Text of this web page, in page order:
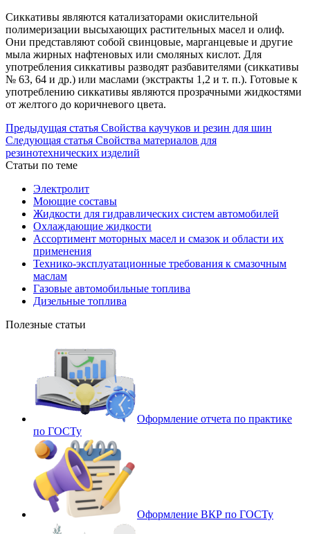
Сиккативы являются катализаторами окислительной
полимеризации высыхающих растительных масел и олиф.
Они представляют собой свинцовые, марганцевые и другие
мыла жирных нафтеновых или смоляных кислот. Для
употребления сиккативы разводят разбавителями (сиккативы
№ 63, 64 и др.) или маслами (экстракты 1,2 и т. п.). Готовые к
употреблению сиккативы являются прозрачными жидкостями
от желтого до коричневого цвета.
Предыдущая статья Свойства каучуков и резин для шин
Следующая статья Свойства материалов для
резинотехнических изделий
Статьи по теме
Электролит
Моющие составы
Жидкости для гидравлических систем автомобилей
Охлаждающие жидкости
Ассортимент моторных масел и смазок и области их
применения
Технико‐эксплуатационные требования к смазочным
маслам
Газовые автомобильные топлива
Дизельные топлива
Полезные статьи
Оформление отчета по практике
по ГОСТу
Оформление ВКР по ГОСТу